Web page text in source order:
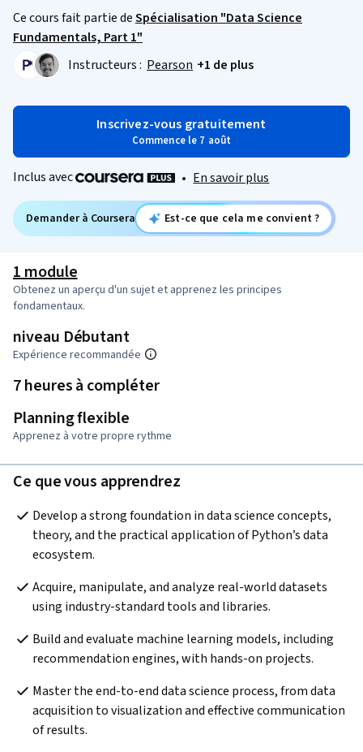
Ce cours fait partie deSpécialisation "Data Science
Fundamentals, Part 1"
Instructeurs : Pearson +1 de plus
Inscrivez-vous gratuitement
Commence le 7 août
Inclus avec • En savoir plus
Demander à Coursera Est-ce que cela me convient ?
1 module
Obtenez un aperçu d'un sujet et apprenez les principes
fondamentaux.
niveau Débutant
Expérience recommandée
7 heures à compléter
Planning flexible
Apprenez à votre propre rythme
Ce que vous apprendrez
Develop a strong foundation in data science concepts,
theory, and the practical application of Python’s data
ecosystem.
Acquire, manipulate, and analyze real-world datasets
using industry-standard tools and libraries.
Build and evaluate machine learning models, including
recommendation engines, with hands-on projects.
Master the end-to-end data science process, from data
acquisition to visualization and effective communication
of results.